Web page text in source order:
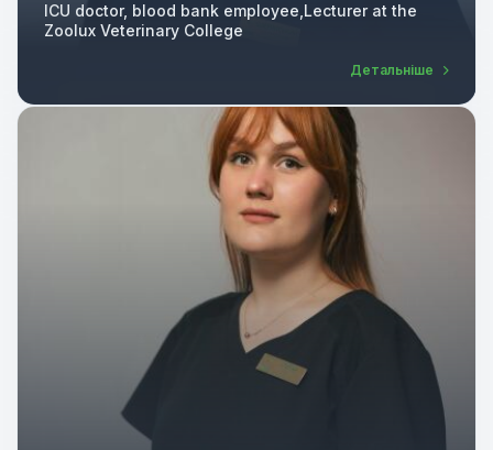
ICU doctor, blood bank employee,Lecturer at the
Zoolux Veterinary College
Детальніше